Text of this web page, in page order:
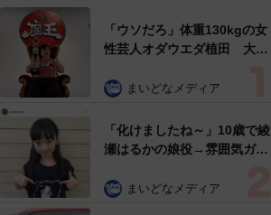
「ウソだろ」体重130kgの女
性芸人オダウエダ植田 大学
で」 まいどなメディア
「化けましたね～」10歳で綾
瀬はるかの娘役→雰囲気ガラ
雰囲気が」「宝塚に入れそ
まいどなメディア